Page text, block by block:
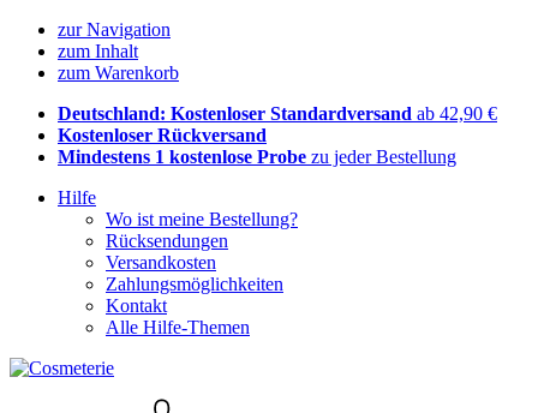
zur Navigation
zum Inhalt
zum Warenkorb
Deutschland: Kostenloser Standardversand ab 42,90 €
Kostenloser Rückversand
Mindestens 1 kostenlose Probe zu jeder Bestellung
Hilfe
Wo ist meine Bestellung?
Rücksendungen
Versandkosten
Zahlungsmöglichkeiten
Kontakt
Alle Hilfe-Themen